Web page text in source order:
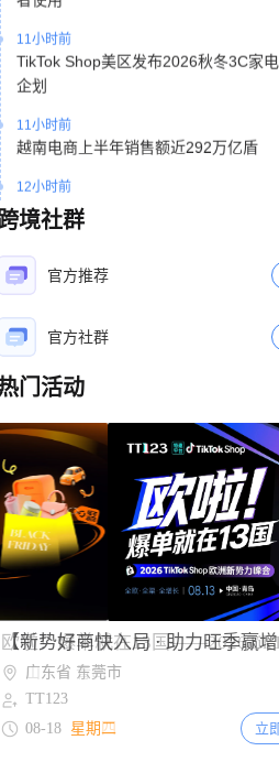
TikTok Shop美区发布2026秋冬3C家电
企划
越南电商上半年销售额近292万亿盾
TikTok Shop英国直播电商增长55%，鞋
服收藏品卖家销售大涨
2天前
TikTok庭前和解退出青少年成瘾诉讼审
2天前
50元浴帘借力TikTok达人矩阵28天撬动
TikTok面临印尼电商垄断调查听证
2天前
印尼税局加强多店铺经营监管 合并核算
收入判定免税资格
2天前
俄罗斯跨境电商占比仅3.4% 财政部拟
2027年起实施阶梯式征税
2天前
夏季线上消费升温 2026年拉美电商市场
2天前
越南电商法实施直播监管新规 2027年
境社群
官方推荐
官方社群
门活动
Item
2
of
2
【新
广东省 东莞市
TT123
08-18 星期二 立
山东省 青岛市
TT123
08-13 星期四 立